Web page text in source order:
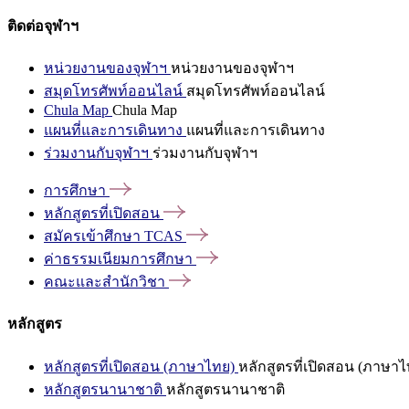
ติดต่อจุฬาฯ
หน่วยงานของจุฬาฯ หน่วยงานของจุฬาฯ
สมุดโทรศัพท์ออนไลน์ สมุดโทรศัพท์ออนไลน์
Chula Map Chula Map
แผนที่และการเดินทาง แผนที่และการเดินทาง
ร่วมงานกับจุฬาฯ ร่วมงานกับจุฬาฯ
การศึกษา
หลักสูตรที่เปิดสอน
สมัครเข้าศึกษา TCAS
ค่าธรรมเนียมการศึกษา
คณะและสำนักวิชา
หลักสูตร
หลักสูตรที่เปิดสอน (ภาษาไทย) หลักสูตรที่เปิดสอน (ภาษาไ
หลักสูตรนานาชาติ หลักสูตรนานาชาติ